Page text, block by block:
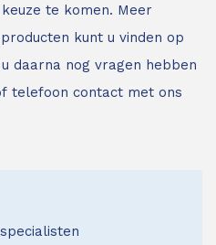
te komen. Meer
kunt u vinden op
daarna nog vragen hebben
telefoon contact met ons